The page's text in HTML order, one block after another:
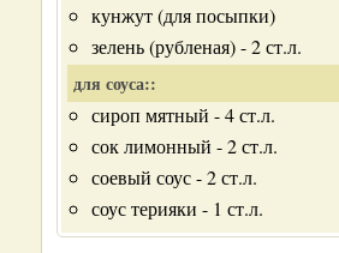
кунжут (для посыпки)
зелень (рубленая) - 2 ст.л.
для соуса::
сироп мятный - 4 ст.л.
сок лимонный - 2 ст.л.
соевый соус - 2 ст.л.
соус терияки - 1 ст.л.